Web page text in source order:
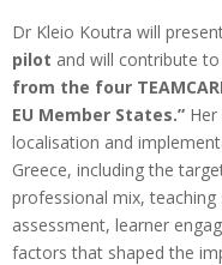
Dr Kleio Koutra will
pilot and will contribute
from the four
EU Member States.”
localisation and
Greece, including the
professional mix,
assessment, learner
factors that shaped the